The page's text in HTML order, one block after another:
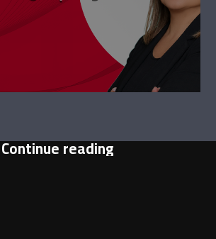
Continue reading